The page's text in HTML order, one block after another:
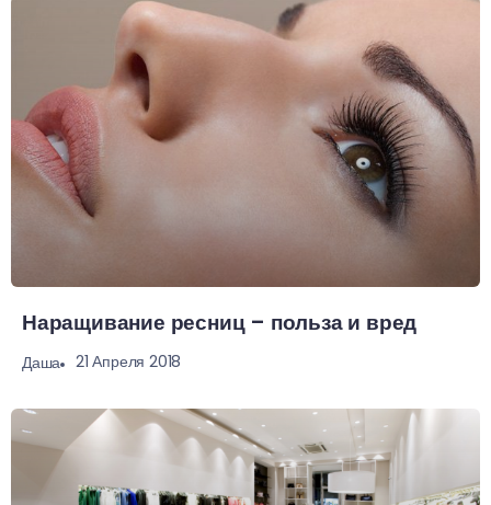
Наращивание ресниц – польза и вред
Даша 21 Апреля 2018